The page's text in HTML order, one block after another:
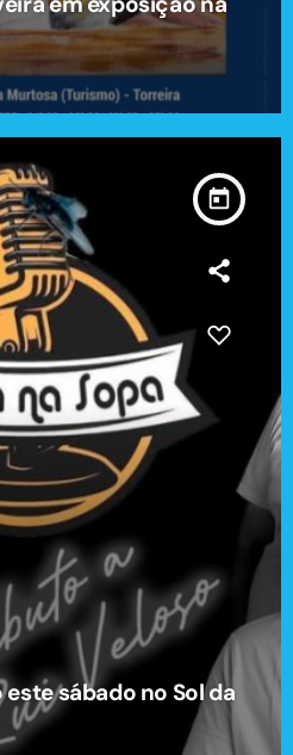
today
sábado no Sol da